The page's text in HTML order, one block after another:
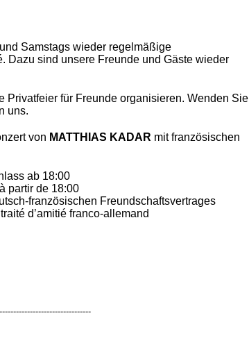
Samstags wieder regelmäßige
Dazu sind unsere Freunde und Gäste wieder
Privatfeier für Freunde organisieren. Wenden Sie
uns.
von MATTHIAS KADAR mit französischen
ab 18:00
partir de 18:00
französischen Freundschaftsvertrages
d’amitié franco-allemand